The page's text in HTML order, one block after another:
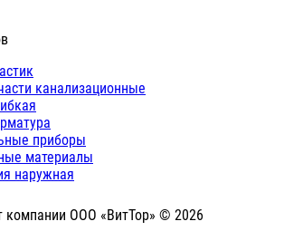
канализационные
приборы
материалы
наружная
компании ООО «ВитТор» © 2026